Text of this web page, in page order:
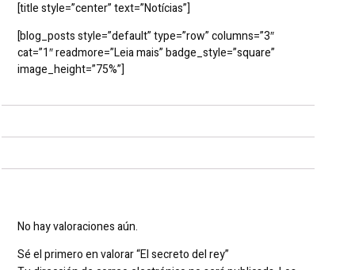
[title style=”center” text=”Notícias”]
[blog_posts style=”default” type=”row” columns=”3″
cat=”1″ readmore=”Leia mais” badge_style=”square”
image_height=”75%”]
No hay valoraciones aún.
Sé el primero en valorar “El secreto del rey”